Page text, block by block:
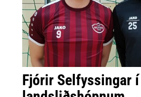
Fjórir Selfyssingar í